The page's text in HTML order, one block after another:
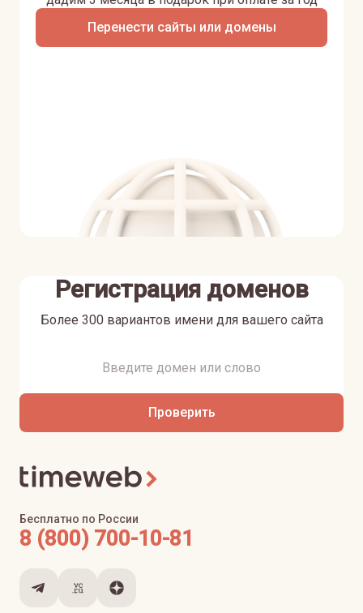
Перенести сайты или домены
Регистрация доменов
Более 300 вариантов имени для вашего сайта
Проверить
Бесплатно по России
8 (800) 700-10-81